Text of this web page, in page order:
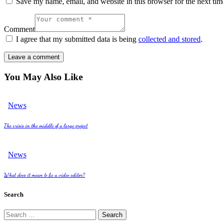
Comment
I agree that my submitted data is being collected and stored.
You May Also Like
News
The crisis in the middle of a large project
News
What does it mean to be a video editor?
Search
Search